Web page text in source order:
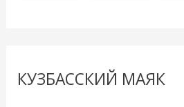
КУЗБАССКИЙ МАЯК